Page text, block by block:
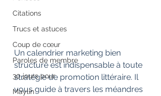
Citations
Trucs et astuces
Coup de cœur
Paroles de membre
30 jours pour
Maylin
Un calendrier marketing bien
structuré est indispensable à toute
stratégie de promotion littéraire. Il
vous guide à travers les méandres